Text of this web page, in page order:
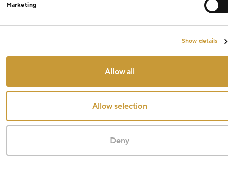
Marketing
Show details
Allow all
Allow selection
Deny